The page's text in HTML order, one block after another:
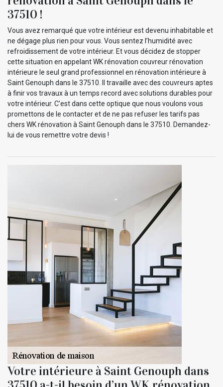
37510 !
Vous avez remarqué que votre intérieur est devenu inhabitable et
ne dégage plus rien pour vous. Vous sentez l’humidité avec
refroidissement de votre intérieur. Et vous décidez de stopper
cette situation en appelant WK rénovation couvreur rénovation
intérieure le seul grand professionnel en rénovation intérieure à
Saint Genouph dans le 37510. Il travaille avec des couvreurs aptes
à finir vos travaux à un temps record avec solutions durables pour
votre intérieur. C’est dans cette optique que nous voulons vous
promettons de le contacter et de ne pas refuser les tarifs pas
chers WK rénovation à Saint Genouph dans le 37510. Demandez-
lui de vous remettre votre devis !
Votre intérieure à Saint Genouph dans